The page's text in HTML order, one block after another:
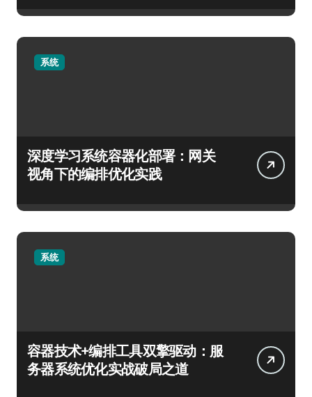
系统
深度学习系统容器化部署：网关
视角下的编排优化实践
系统
容器技术+编排工具双擎驱动：服
务器系统优化实战破局之道